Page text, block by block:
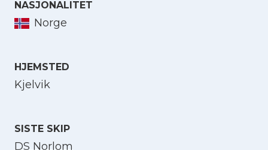
NASJONALITET
Norge
HJEMSTED
Kjelvik
SISTE SKIP
DS Norlom